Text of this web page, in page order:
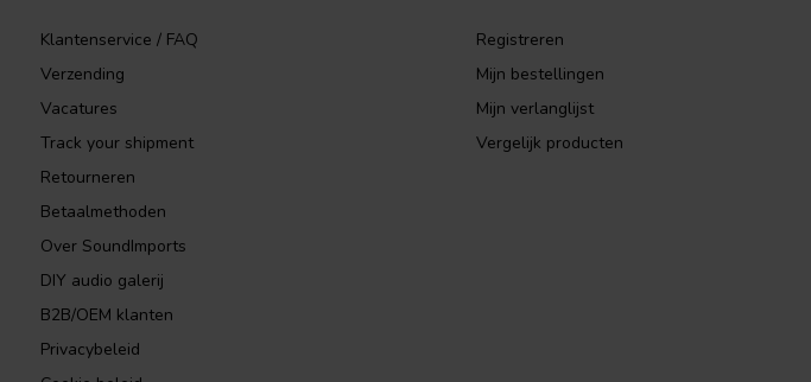
Klantenservice / FAQ
Verzending
Vacatures
Track your shipment
Retourneren
Betaalmethoden
Over SoundImports
DIY audio galerij
B2B/OEM klanten
Privacybeleid
Registreren
Mijn bestellingen
Mijn verlanglijst
Vergelijk producten